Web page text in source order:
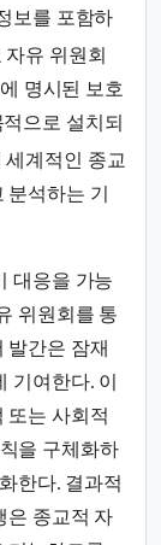
보를 포함하
자유 위원회
명시된 보호
으로 설치되
세계적인 종교
석하는 기
대응을 가능
위원회를 통
발간은 잠재
기여한다. 이
또는 사회적
을 구체화하
한다. 결과적
은 종교적 자